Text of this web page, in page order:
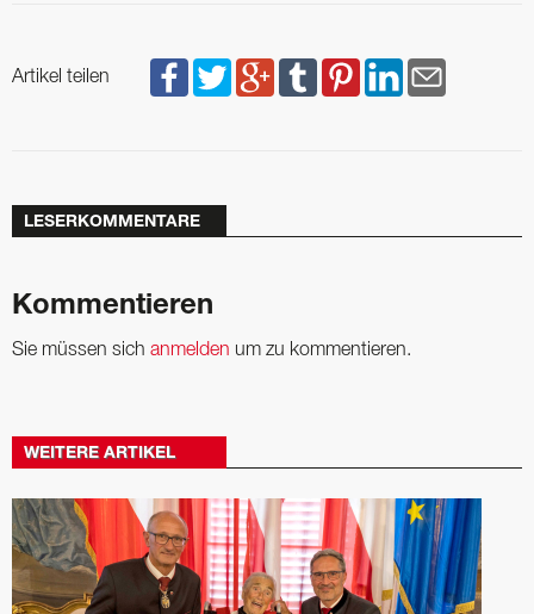
Artikel teilen
LESERKOMMENTARE
Kommentieren
Sie müssen sich anmelden um zu kommentieren.
WEITERE ARTIKEL